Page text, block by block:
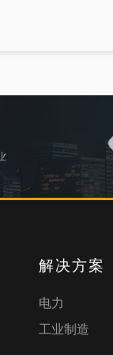
解决方案
电力
工业制造